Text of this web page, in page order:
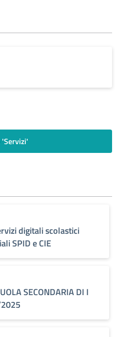
'Servizi'
digitali scolastici
SPID e CIE
SECONDARIA DI I